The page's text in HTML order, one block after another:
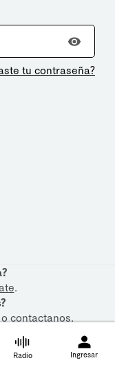
tu contraseña?
.
contactanos.
Radio Ingresar